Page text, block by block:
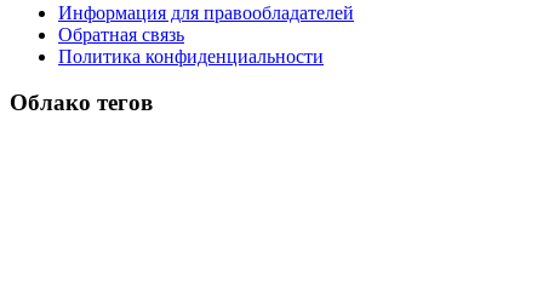
Информация для правообладателей
Обратная связь
Политика конфиденциальности
Облако тегов